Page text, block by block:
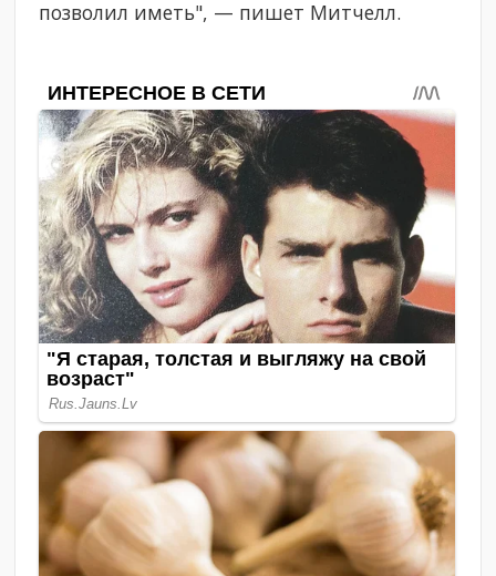
позволил иметь", — пишет Митчелл.